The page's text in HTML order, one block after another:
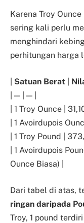
Karena Troy
sering kali perlu
menghindari
perhitungan harga
Satuan Berat
| — | — |
| 1 Troy Ounce |
| 1 Avoirdupois
| 1 Troy Pound |
| 1 Avoirdupois
Ounce Biasa) |
Dari tabel di atas,
ringan daripada
Troy, 1 pound